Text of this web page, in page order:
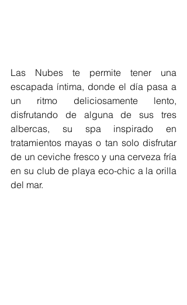
Las Nubes te permite tener una
escapada íntima, donde el día pasa a
un ritmo deliciosamente lento,
disfrutando de alguna de sus tres
albercas, su spa inspirado en
tratamientos mayas o tan solo disfrutar
de un ceviche fresco y una cerveza fría
en su club de playa eco-chic a la orilla
del mar.